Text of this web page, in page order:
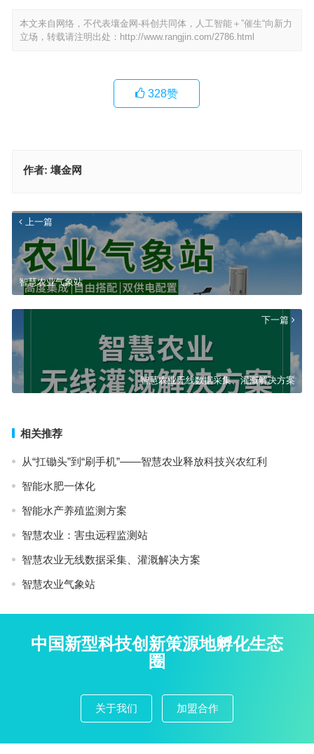
本文来自网络，不代表壤金网-科创共同体，人工智能＋”催生“向新力
立场，转载请注明出处： http://www.rangjin.com/2786.html
328赞
作者: 壤金网
上一篇
智慧农业气象站
下一篇
智慧农业无线数据采集、灌溉解决方案
相关推荐
从“扛锄头”到“刷手机”——智慧农业释放科技兴农红利
智能水肥一体化
智能水产养殖监测方案
智慧农业：害虫远程监测站
智慧农业无线数据采集、灌溉解决方案
智慧农业气象站
中国新型科技创新策源地孵化生态
圈
关于我们 加盟合作